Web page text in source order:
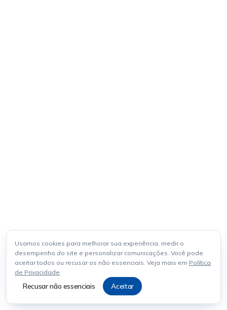
Usamos cookies para melhorar sua experiência, medir o
desempenho do site e personalizar comunicações. Você pode
aceitar todos ou recusar os não essenciais. Veja mais em Política
de Privacidade.
Recusar não essenciais Aceitar